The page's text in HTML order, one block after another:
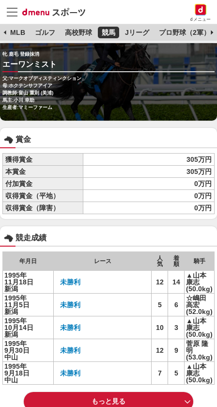
dメニュー
MLB ゴルフ 高校野球 競馬 Jリーグ プロ野球（2軍）
牝 鹿毛 登録抹消
エーワンミスト
父:マークオブディスティンクション
母:ホクテンサフアイア
調教師:畠山 重則 (美浦)
馬主:小川 幸助
生産者:マミーファーム
賞金
獲得賞金
305万円
本賞金
305万円
付加賞金
0万円
収得賞金（平地）
0万円
収得賞金（障害）
0万円
競走成績
年月日 レース
人
気
着
順
騎手
1995年
11月18日
新潟
未勝利 12 14
▲山本
康志
(50.0kg)
1995年
11月5日
新潟
未勝利 5 6
☆嶋田
高宏
(52.0kg)
1995年
10月14日
新潟
未勝利 10 3
▲山本
康志
(50.0kg)
1995年
9月30日
中山
未勝利 12 9
菅原 隆
明
(53.0kg)
1995年
9月18日
中山
未勝利 7 5
▲山本
康志
(50.0kg)
もっと見る